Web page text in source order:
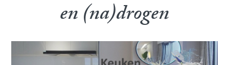
en (na)drogen